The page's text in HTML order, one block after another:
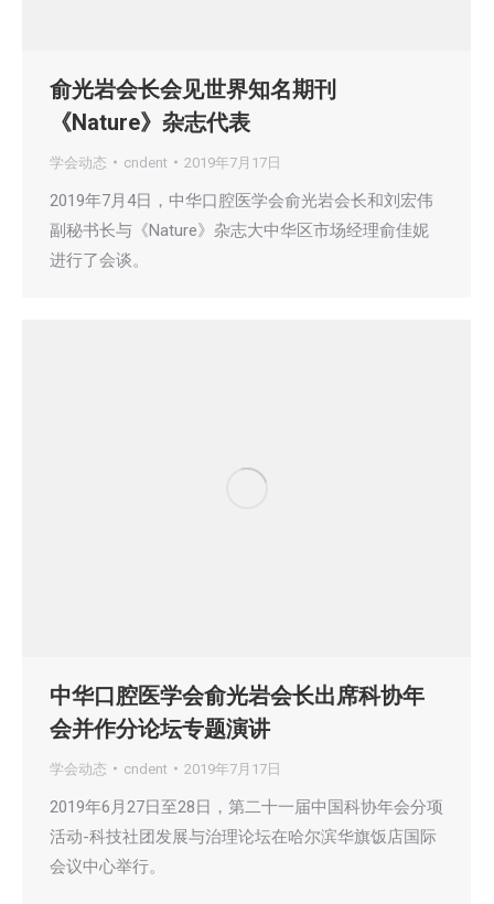
俞光岩会长会见世界知名期刊
《Nature》杂志代表
学会动态 cndent 2019年7月17日
2019年7月4日，中华口腔医学会俞光岩会长和刘宏伟
副秘书长与《Nature》杂志大中华区市场经理俞佳妮
进行了会谈。
中华口腔医学会俞光岩会长出席科协年
会并作分论坛专题演讲
学会动态 cndent 2019年7月17日
2019年6月27日至28日，第二十一届中国科协年会分项
活动-科技社团发展与治理论坛在哈尔滨华旗饭店国际
会议中心举行。